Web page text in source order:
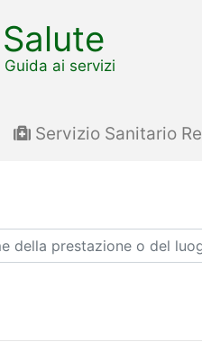
Salute
Guida ai servizi
Servizio Sanitario